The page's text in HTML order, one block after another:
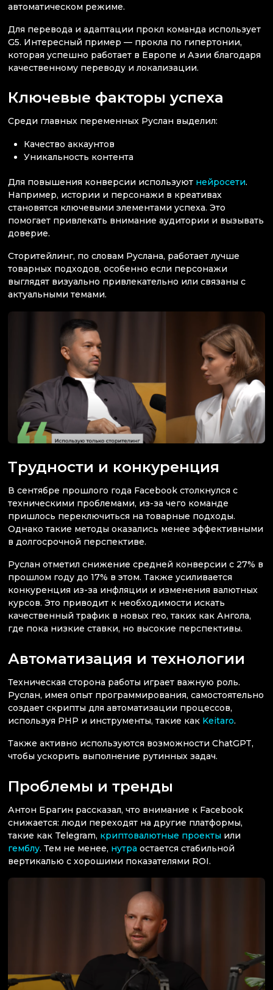
автоматическом режиме.
Для перевода и адаптации прокл команда использует
G5. Интересный пример — прокла по гипертонии,
которая успешно работает в Европе и Азии благодаря
качественному переводу и локализации.
Ключевые факторы успеха
Среди главных переменных Руслан выделил:
Качество аккаунтов
Уникальность контента
Для повышения конверсии используют нейросети.
Например, истории и персонажи в креативах
становятся ключевыми элементами успеха. Это
помогает привлекать внимание аудитории и вызывать
доверие.
Сторитейлинг, по словам Руслана, работает лучше
товарных подходов, особенно если персонажи
выглядят визуально привлекательно или связаны с
актуальными темами.
Трудности и конкуренция
В сентябре прошлого года Facebook столкнулся с
техническими проблемами, из-за чего команде
пришлось переключиться на товарные подходы.
Однако такие методы оказались менее эффективными
в долгосрочной перспективе.
Руслан отметил снижение средней конверсии с 27% в
прошлом году до 17% в этом. Также усиливается
конкуренция из-за инфляции и изменения валютных
курсов. Это приводит к необходимости искать
качественный трафик в новых гео, таких как Ангола,
где пока низкие ставки, но высокие перспективы.
Автоматизация и технологии
Техническая сторона работы играет важную роль.
Руслан, имея опыт программирования, самостоятельно
создает скрипты для автоматизации процессов,
используя PHP и инструменты, такие как Keitaro.
Также активно используются возможности ChatGPT,
чтобы ускорить выполнение рутинных задач.
Проблемы и тренды
Антон Брагин рассказал, что внимание к Facebook
снижается: люди переходят на другие платформы,
такие как Telegram, криптовалютные проекты или
гемблу. Тем не менее, нутра остается стабильной
вертикалью с хорошими показателями ROI.